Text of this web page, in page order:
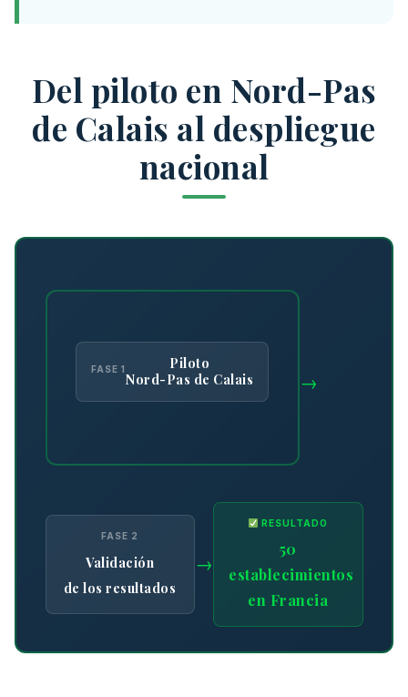
Del piloto en Nord-Pas
de Calais al despliegue
nacional
FASE 1
Piloto
Nord-Pas de Calais
→
FASE 2
Validación
de los resultados
→
RESULTADO
50
establecimientos
en Francia